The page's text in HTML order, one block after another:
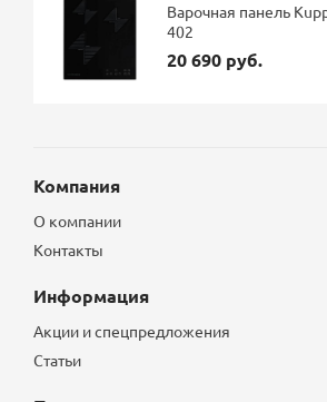
Варочная панель
402
20 690 руб.
Компания
О компании
Контакты
Информация
Акции и спецпредложения
Статьи